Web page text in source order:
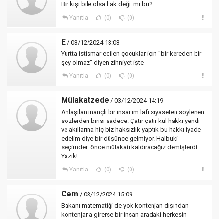
Bir kişi bile olsa hak değil mi bu?
Yanıtla (0) (0)
E / 03/12/2024 13:03
Yurtta istismar edilen çocuklar için "bir kereden bir
şey olmaz" diyen zihniyet işte
Yanıtla (0) (0)
Mülakatzede / 03/12/2024 14:19
Anlaşılan inançlı bir insanım lafı siyaseten söylenen
sözlerden birisi sadece. Çatır çatır kul hakkı yendi
ve akıllarına hiç biz haksızlık yaptık bu hakkı iyade
edelim diye bir düşünce gelmiyor. Halbuki
seçimden önce mülakatı kaldıracağız demişlerdi.
Yazık!
Yanıtla (0) (0)
Cem / 03/12/2024 15:09
Bakanı matematiği de yok kontenjan dışından
kontenjana girerse bir insan aradaki herkesin